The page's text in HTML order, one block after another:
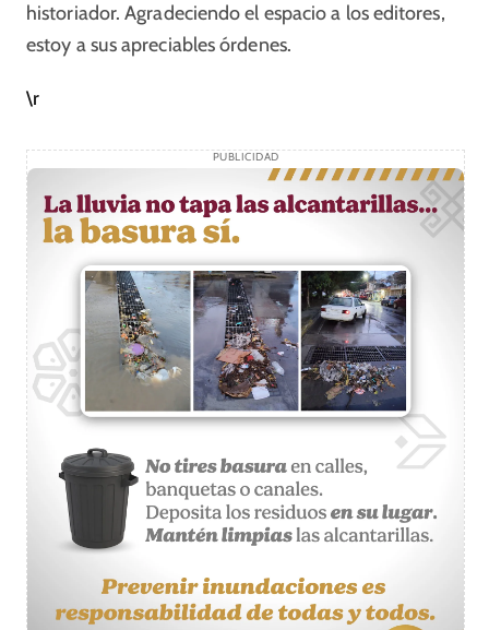
historiador. Agradeciendo el espacio a los editores,
estoy a sus apreciables órdenes.
\r
PUBLICIDAD